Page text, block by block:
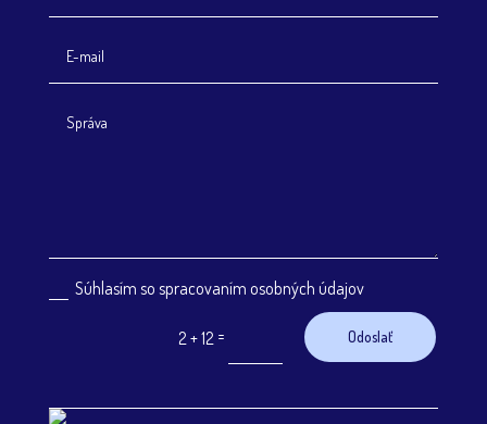
Súhlasím so spracovaním osobných údajov
2 + 12 = Odoslať